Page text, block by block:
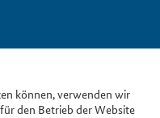
können, verwenden wir
den Betrieb der Website